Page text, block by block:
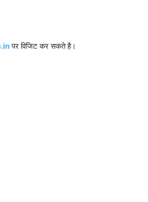
पर विजिट कर सकते है।